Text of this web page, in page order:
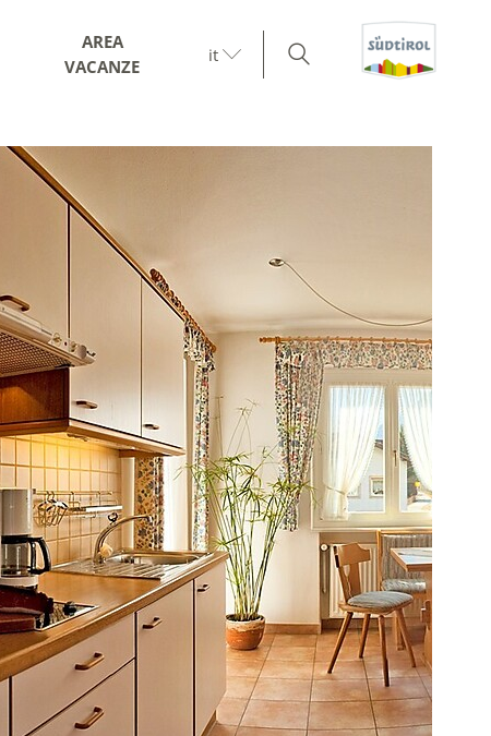
AREA
VACANZE
it